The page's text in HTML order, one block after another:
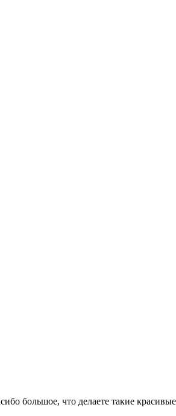
большое, что делаете такие